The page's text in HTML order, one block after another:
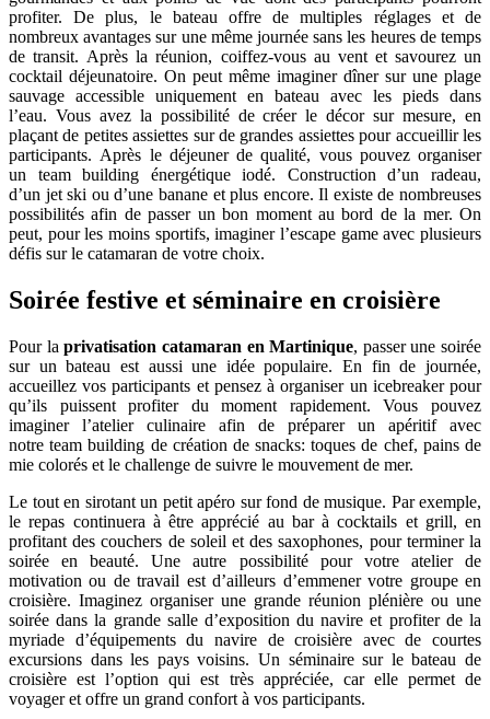
profiter. De plus, le bateau offre de multiples réglages et de
nombreux avantages sur une même journée sans les heures de temps
de transit. Après la réunion, coiffez-vous au vent et savourez un
cocktail déjeunatoire. On peut même imaginer dîner sur une plage
sauvage accessible uniquement en bateau avec les pieds dans
l’eau. Vous avez la possibilité de créer le décor sur mesure, en
plaçant de petites assiettes sur de grandes assiettes pour accueillir les
participants. Après le déjeuner de qualité, vous pouvez organiser
un team building énergétique iodé. Construction d’un radeau,
d’un jet ski ou d’une banane et plus encore. Il existe de nombreuses
possibilités afin de passer un bon moment au bord de la mer. On
peut, pour les moins sportifs, imaginer l’escape game avec plusieurs
défis sur le catamaran de votre choix.
Soirée festive et séminaire en croisière
Pour laprivatisation catamaran en Martinique, passer une soirée
sur un bateau est aussi une idée populaire. En fin de journée,
accueillez vos participants et pensez à organiser un icebreaker pour
qu’ils puissent profiter du moment rapidement. Vous pouvez
imaginer l’atelier culinaire afin de préparer un apéritif avec
notre team building de création de snacks: toques de chef, pains de
mie colorés et le challenge de suivre le mouvement de mer.
Le tout en sirotant un petit apéro sur fond de musique. Par exemple,
le repas continuera à être apprécié au bar à cocktails et grill, en
profitant des couchers de soleil et des saxophones, pour terminer la
soirée en beauté. Une autre possibilité pour votre atelier de
motivation ou de travail est d’ailleurs d’emmener votre groupe en
croisière. Imaginez organiser une grande réunion plénière ou une
soirée dans la grande salle d’exposition du navire et profiter de la
myriade d’équipements du navire de croisière avec de courtes
excursions dans les pays voisins. Un séminaire sur le bateau de
croisière est l’option qui est très appréciée, car elle permet de
voyager et offre un grand confort à vos participants.